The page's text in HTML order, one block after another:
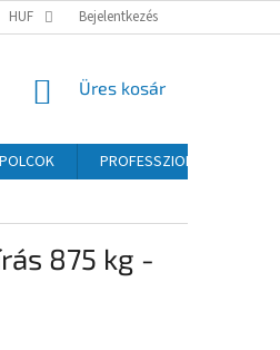
HUF Bejelentkezés
KOSÁR
Üres kosár
PROFESSZIONÁLIS
875 kg -